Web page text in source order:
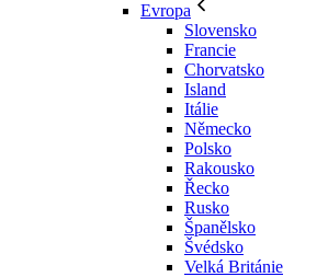
Evropa
Slovensko
Francie
Chorvatsko
Island
Itálie
Německo
Polsko
Rakousko
Řecko
Rusko
Španělsko
Švédsko
Velká Británie